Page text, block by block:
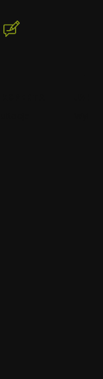
(Otwiera